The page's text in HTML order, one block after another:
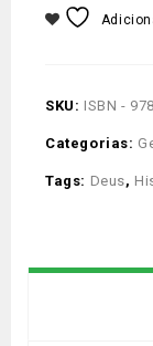
SKU: ISBN -
Categorias:
Tags: Deus,